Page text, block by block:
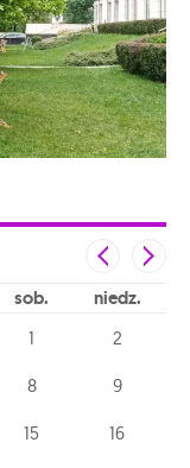
sob niedz
1 2
8 9
15 16